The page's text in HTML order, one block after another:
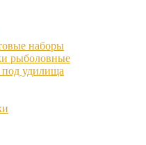
наборы
рыболовные
удилища